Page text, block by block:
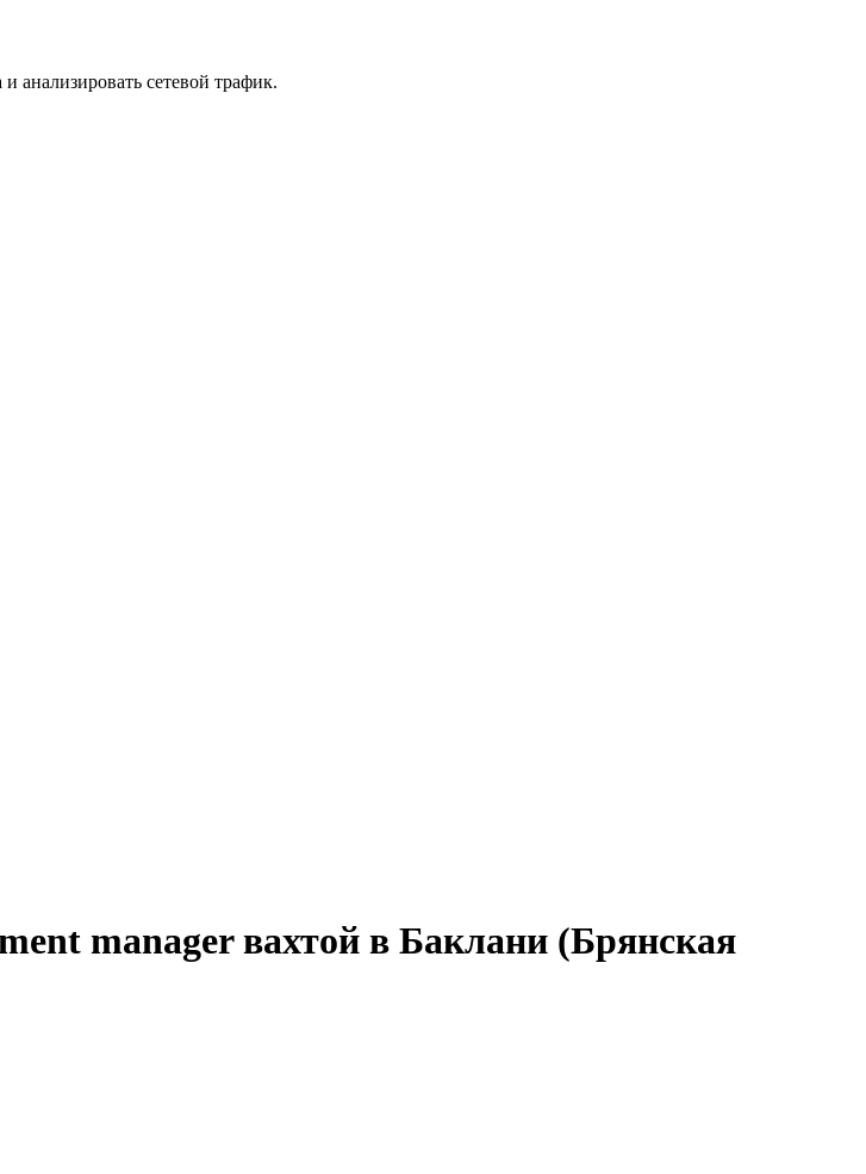
анализировать сетевой трафик.
manager вахтой в Баклани (Брянская